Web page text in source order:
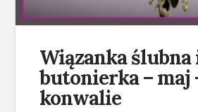
Wiązanka ślubna
butonierka – maj
konwalie